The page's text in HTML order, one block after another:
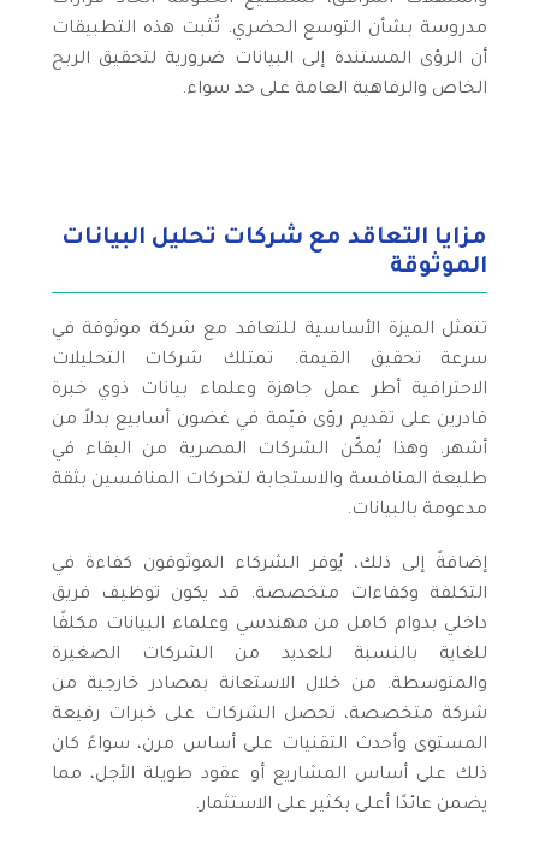
مدروسة بشأن التوسع الحضري. تُثبت هذه التطبيقات
أن الرؤى المستندة إلى البيانات ضرورية لتحقيق الربح
الخاص والرفاهية العامة على حد سواء.
مزايا التعاقد مع شركات تحليل البيانات
الموثوقة
تتمثل الميزة الأساسية للتعاقد مع شركة موثوقة في
سرعة تحقيق القيمة. تمتلك شركات التحليلات
الاحترافية أطر عمل جاهزة وعلماء بيانات ذوي خبرة
قادرين على تقديم رؤى قيّمة في غضون أسابيع بدلاً من
أشهر. وهذا يُمكّن الشركات المصرية من البقاء في
طليعة المنافسة والاستجابة لتحركات المنافسين بثقة
مدعومة بالبيانات.
إضافةً إلى ذلك، يُوفر الشركاء الموثوقون كفاءة في
التكلفة وكفاءات متخصصة. قد يكون توظيف فريق
داخلي بدوام كامل من مهندسي وعلماء البيانات مكلفًا
للغاية بالنسبة للعديد من الشركات الصغيرة
والمتوسطة. من خلال الاستعانة بمصادر خارجية من
شركة متخصصة، تحصل الشركات على خبرات رفيعة
المستوى وأحدث التقنيات على أساس مرن، سواءً كان
ذلك على أساس المشاريع أو عقود طويلة الأجل، مما
يضمن عائدًا أعلى بكثير على الاستثمار.